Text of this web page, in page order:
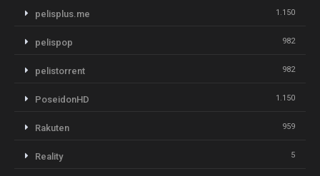
pelisplus.me 1.150
pelispop 982
pelistorrent 982
PoseidonHD 1.150
Rakuten 959
Reality 5